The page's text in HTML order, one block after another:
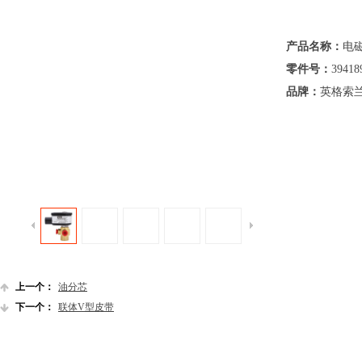
产品名称： 电
零件号：
品牌： 英格索
上一个：
油分芯
下一个：
联体V型皮带